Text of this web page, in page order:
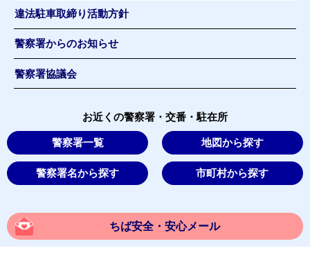
違法駐車取締り活動方針
警察署からのお知らせ
警察署協議会
お近くの警察署・交番・駐在所
警察署一覧 地図から探す
警察署名から探す 市町村から探す
ちば安全・安心メール